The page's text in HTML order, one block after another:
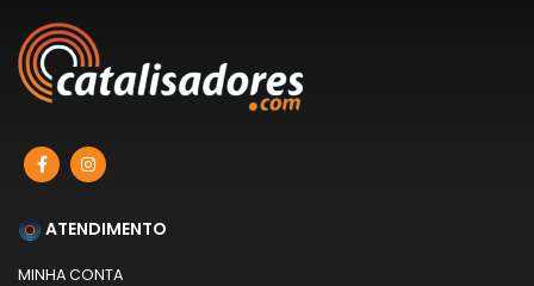
ATENDIMENTO
MINHA CONTA